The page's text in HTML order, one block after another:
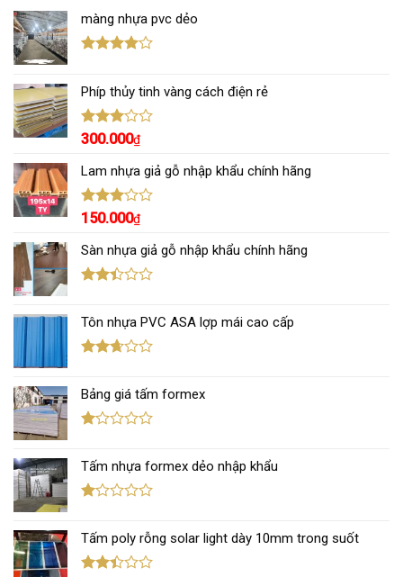
màng nhựa pvc dẻo
4.00 5
sao
Phíp thủy tinh vàng cách điện rẻ
Được
hạng
3.00 5
sao
300.000₫
Lam nhựa giả gỗ nhập khẩu chính hãng
Được
hạng
3.00 5
sao
150.000₫
Sàn nhựa giả gỗ nhập khẩu chính hãng
hạng
2.43
5 sao
Tôn nhựa PVC ASA lợp mái cao cấp
hạng
2.67
5 sao
Bảng giá tấm formex
hạng
1.12
5
Tấm nhựa formex dẻo nhập khẩu
hạng
1.11
5
Tấm poly rỗng solar light dày 10mm trong suốt